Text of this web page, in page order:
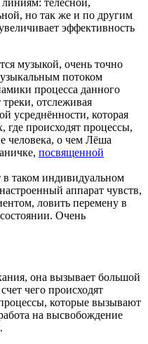
но так же и по другим
эффективность
музыкой, очень точно
потоком
процесса данного
отслеживая
усреднённости, которая
где происходят процессы,
человека, о чем Лёша
посвященной
в таком индивидуальном
аппарат чувств,
ловить перемену в
Очень
она вызывает большой
чего происходят
которые вызывают
на высвобождение